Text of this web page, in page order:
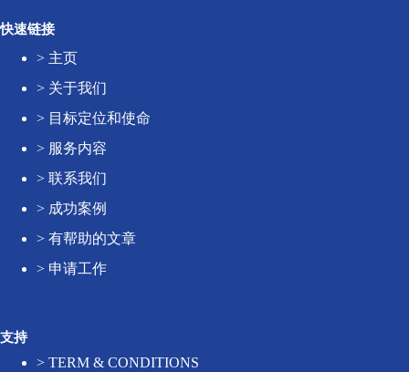
快速链接
> 主页
> 关于我们
> 目标定位和使命
> 服务内容
> 联系我们
> 成功案例
> 有帮助的文章
> 申请工作
支持
> TERM & CONDITIONS